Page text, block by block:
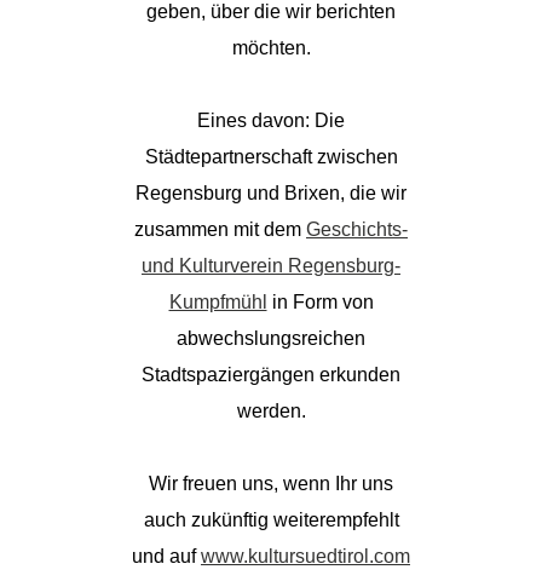
geben, über die wir berichten
möchten.
Eines davon: Die
Städtepartnerschaft zwischen
Regensburg und Brixen, die wir
zusammen mit dem Geschichts-
und Kulturverein Regensburg-
Kumpfmühl in Form von
abwechslungsreichen
Stadtspaziergängen erkunden
werden.
Wir freuen uns, wenn Ihr uns
auch zukünftig weiterempfehlt
und aufwww.kultursuedtirol.com